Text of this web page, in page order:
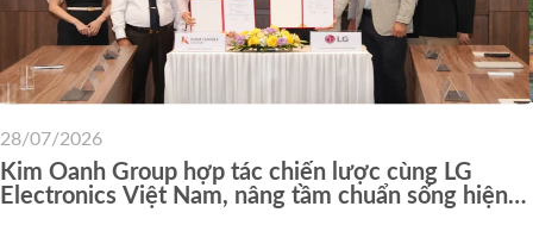
Kim Oanh Group hợp tác chiến lược cùng LG
Electronics Việt Nam, nâng tầm chuẩn sống hiện
28/07/2026